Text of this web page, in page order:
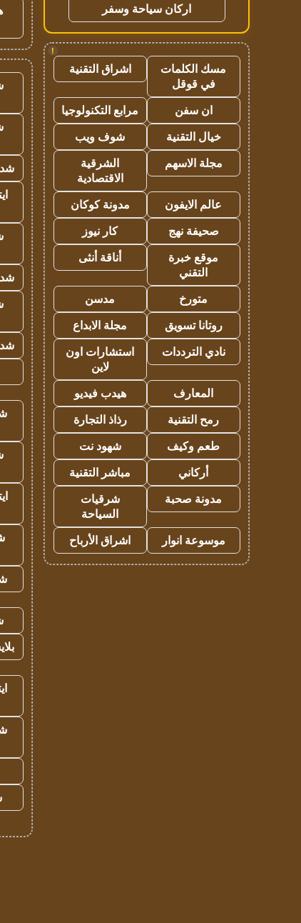
اركان سياحة وسفر
!
مسك الكلمات
في قوقل
اشراق التقنية
ان سفن
مرابع التكنولوجيا
خيال التقنية
شوف ويب
مجلة الاسهم
الشرقية
الاقتصادية
عالم الايفون
مدونة كوكان
صحيفة نهج
كار نيوز
موقع خبرة
التقني
أناقة أنثى
متورخ
مدسن
روتانا تسويق
مجلة الابداع
نادي الترددات
استشارات اون
لاين
المعارف
هيدب فيديو
رمح التقنية
رذاذ التجارة
طعم وكيف
شهود نت
أركاني
مباشر التقنية
مدونة صحبة
شرقيات
السياحة
موسوعة انوار
اشراق الأرباح